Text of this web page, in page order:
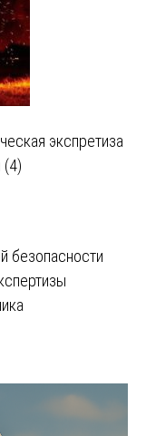
экспретиза
(4)
безопасности